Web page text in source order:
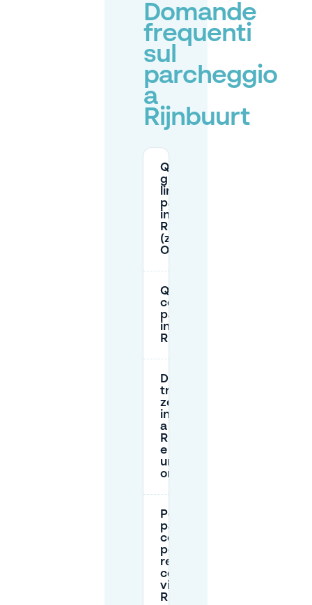
Domande
frequenti
sul
parcheggio
a
Rijnbuurt
Quali sono
gli orari e i
limiti di
parcheggio
in strada a
Rijnbuurt
(zona
Oranje)?
Quanto
costa il
parcheggio
in strada a
Rijnbuurt?
Dove si
trovano le
zone blu
in/attorno
a
Rijnbuurt,
e serve
un disco
orario?
Posso
parcheggiare
con un
permesso
residente
come
visitatore a
Rijnbuurt?